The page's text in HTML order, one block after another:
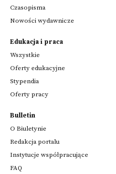
instytucją
Osoby
Oferty edukacyjne
Więcej informacji o instytucji
Czasopisma
Nowości wydawnicze
Edukacja i praca
Wszystkie
Oferty edukacyjne
Stypendia
Oferty pracy
Bulletin
O Biuletynie
Redakcja portalu
Instytucje współpracujące
FAQ